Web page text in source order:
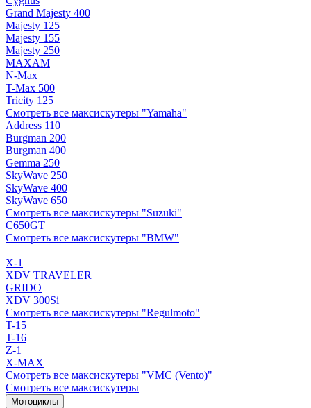
Grand Majesty 400
Majesty 125
Majesty 155
Majesty 250
MAXAM
N-Max
T-Max 500
Tricity 125
Смотреть все максискутеры "Yamaha"
Address 110
Burgman 200
Burgman 400
Gemma 250
SkyWave 250
SkyWave 400
SkyWave 650
Смотреть все максискутеры "Suzuki"
C650GT
Смотреть все максискутеры "BMW"
X-1
XDV TRAVELER
GRIDO
XDV 300Si
Смотреть все максискутеры "Regulmoto"
T-15
T-16
Z-1
X-MAX
Смотреть все максискутеры "VMC (Vento)"
Смотреть все максискутеры
Мотоциклы